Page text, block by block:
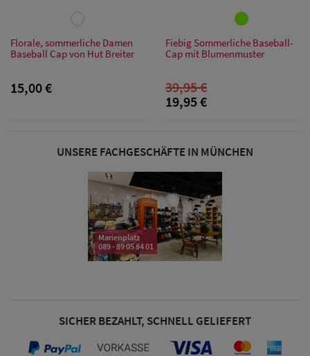
Schutz Caps
Damen
Bandana Caps
& Visoren
Snapback Caps
Damen Caps
Großgrößen
Florale, sommerliche Damen
Baseball Cap von Hut Breiter
15,00 €
Fiebig Sommerliche Baseball-
Cap mit Blumenmuster
39,95 €
19,95 €
UNSERE FACHGESCHÄFTE IN MÜNCHEN
Marienplatz
089 - 89 05 84 01
SICHER BEZAHLT, SCHNELL GELIEFERT